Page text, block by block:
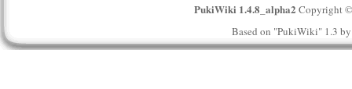
PukiWiki 1.4.8_alpha2 Copyright
Based on "PukiWiki" 1.3